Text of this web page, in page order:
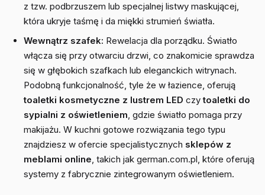
z tzw. podbrzuszem lub specjalnej listwy maskującej,
która ukryje taśmę i da miękki strumień światła.
Wewnątrz szafek: Rewelacja dla porządku. Światło
włącza się przy otwarciu drzwi, co znakomicie sprawdza
się w głębokich szafkach lub eleganckich witrynach.
Podobną funkcjonalność, tyle że w łazience, oferują
toaletki kosmetyczne z lustrem LED czytoaletki do
sypialni z oświetleniem, gdzie światło pomaga przy
makijażu. W kuchni gotowe rozwiązania tego typu
znajdziesz w ofercie specjalistycznych sklepów z
meblami online, takich jak german.com.pl, które oferują
systemy z fabrycznie zintegrowanym oświetleniem.